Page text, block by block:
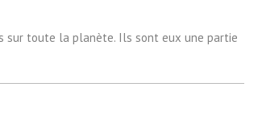
sur toute la planète. Ils sont eux une partie